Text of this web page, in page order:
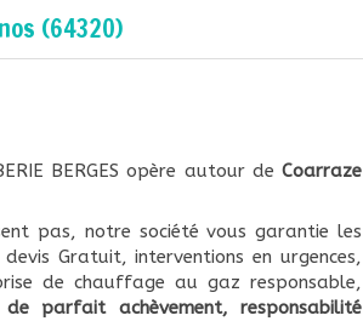
(64320)
BERGES opère autour deCoarraze
pas, notre société vous garantie les
Gratuit, interventions en urgences,
de chauffage au gaz responsable,
parfait achèvement, responsabilité